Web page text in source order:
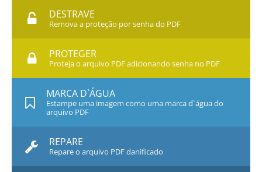
DESTRAVE
Remova a proteção por senha do PDF
PROTEGER
Proteja o arquivo PDF adicionando senha no PDF
MARCA D`ÁGUA
Estampe uma imagem como uma marca d`água do
arquivo PDF
REPARE
Repare o arquivo PDF danificado